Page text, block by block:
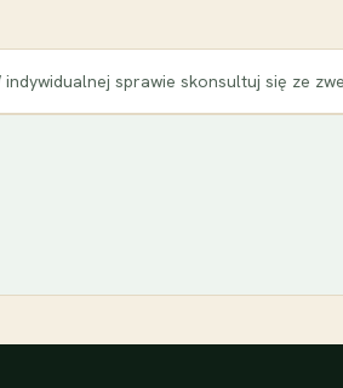
sprawie skonsultuj się ze